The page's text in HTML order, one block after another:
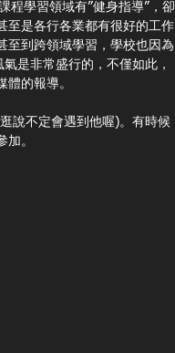
程學習領域有”健身指導”，卻
至是各行各業都有很好的工作
至到跨領域學習，學校也因為
是非常盛行的，不僅如此，
的報導。
說不定會遇到他喔)。有時候
。